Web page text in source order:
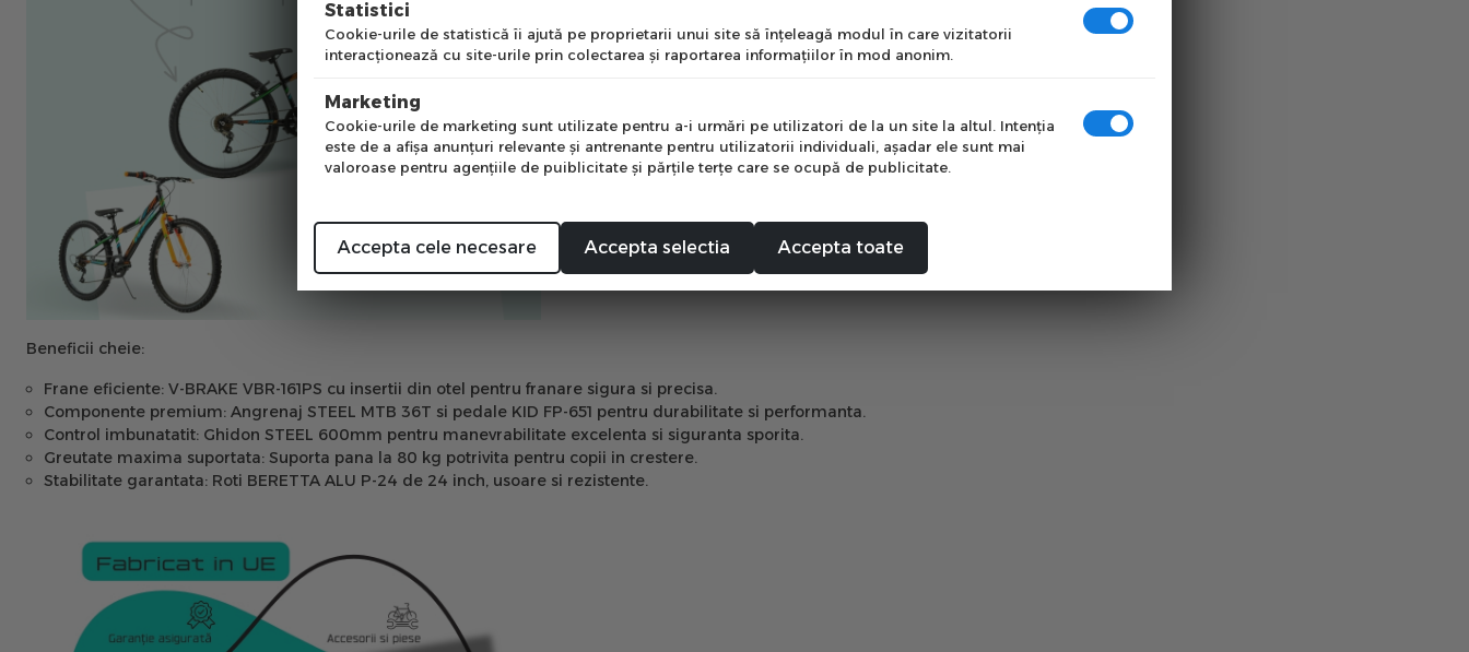
Beneficii cheie:
Frane eficiente: V-BRAKE VBR-161PS cu insertii din otel pentru franare sigura si precisa.
Componente premium: Angrenaj STEEL MTB 36T si pedale KID FP-651 pentru durabilitate si performanta.
Control imbunatatit: Ghidon STEEL 600mm pentru manevrabilitate excelenta si siguranta sporita.
Greutate maxima suportata: Suporta pana la 80 kg potrivita pentru copii in crestere.
Stabilitate garantata: Roti BERETTA ALU P-24 de 24 inch, usoare si rezistente.
Statistici
Cookie-urile de statistică îi ajută pe proprietarii unui site să înţeleagă modul în care vizitatorii
interacţionează cu site-urile prin colectarea şi raportarea informaţiilor în mod anonim.
Marketing
Cookie-urile de marketing sunt utilizate pentru a-i urmări pe utilizatori de la un site la altul. Intenţia
este de a afişa anunţuri relevante şi antrenante pentru utilizatorii individuali, aşadar ele sunt mai
valoroase pentru agenţiile de puiblicitate şi părţile terţe care se ocupă de publicitate.
Accepta cele necesare Accepta selectia Accepta toate
Mă abonez